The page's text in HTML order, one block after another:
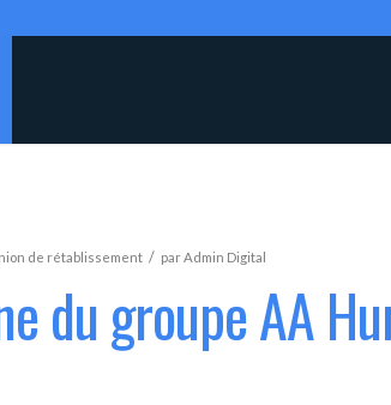
de rétablissement / parAdmin Digital
du groupe AA